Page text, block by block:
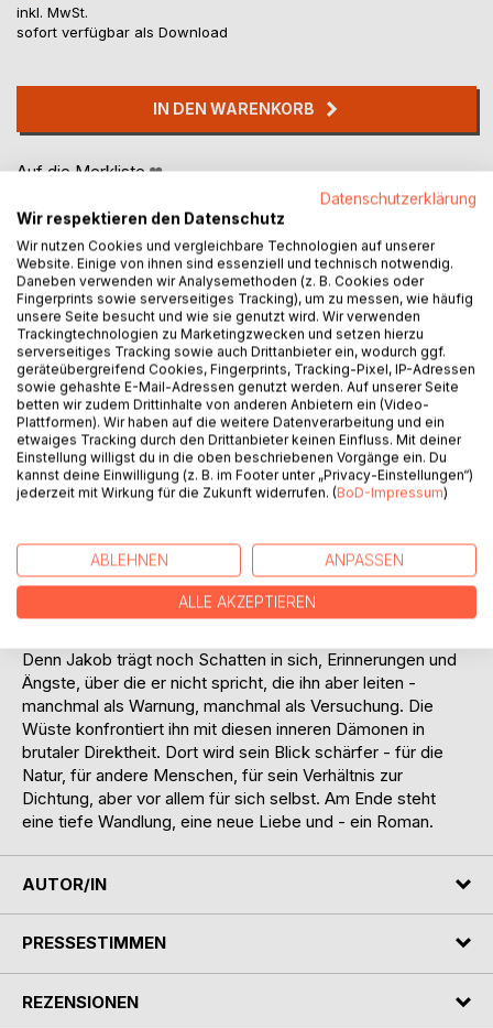
inkl. MwSt.
sofort verfügbar als Download
IN DEN WARENKORB
Auf die Merkliste
BESCHREIBUNG
Getrieben von einem unstillbaren Verlangen nach Weite und
Klarheit, aber auch vertrieben von Internetcampagnen und
öffentlichen Anfeindungen, lässt Jakob sein gewohntes
Leben in Deutschland als Illustrator in einem Buchverlag
sich nicht nur der Zivilisation, sondern auch den
Erwartungen, Rollen und Sicherheiten, die ihn bisher
definiert haben. Doch dieser Prozess fordert seinen Preis:
Je länger er unterwegs ist, desto mehr fühlt er sich
Denn Jakob trägt noch Schatten in sich, Erinnerungen und
Ängste, über die er nicht spricht, die ihn aber leiten -
manchmal als Warnung, manchmal als Versuchung. Die
Wüste konfrontiert ihn mit diesen inneren Dämonen in
brutaler Direktheit. Dort wird sein Blick schärfer - für die
Natur, für andere Menschen, für sein Verhältnis zur
Dichtung, aber vor allem für sich selbst. Am Ende steht
eine tiefe Wandlung, eine neue Liebe und - ein Roman.
AUTOR/IN
PRESSESTIMMEN
REZENSIONEN
Datenschutzerklärung
Wir respektieren den Datenschutz
Wir nutzen Cookies und vergleichbare Technologien auf unserer
Website. Einige von ihnen sind essenziell und technisch notwendig.
Daneben verwenden wir Analysemethoden (z. B. Cookies oder
Fingerprints sowie serverseitiges Tracking), um zu messen, wie häufig
unsere Seite besucht und wie sie genutzt wird. Wir verwenden
Trackingtechnologien zu Marketingzwecken und setzen hierzu
serverseitiges Tracking sowie auch Drittanbieter ein, wodurch ggf.
geräteübergreifend Cookies, Fingerprints, Tracking-Pixel, IP-Adressen
sowie gehashte E-Mail-Adressen genutzt werden. Auf unserer Seite
betten wir zudem Drittinhalte von anderen Anbietern ein (Video-
Plattformen). Wir haben auf die weitere Datenverarbeitung und ein
etwaiges Tracking durch den Drittanbieter keinen Einfluss. Mit deiner
Einstellung willigst du in die oben beschriebenen Vorgänge ein. Du
kannst deine Einwilligung (z. B. im Footer unter „Privacy-Einstellungen“)
jederzeit mit Wirkung für die Zukunft widerrufen. (BoD-Impressum)
ABLEHNEN ANPASSEN
ALLE AKZEPTIEREN